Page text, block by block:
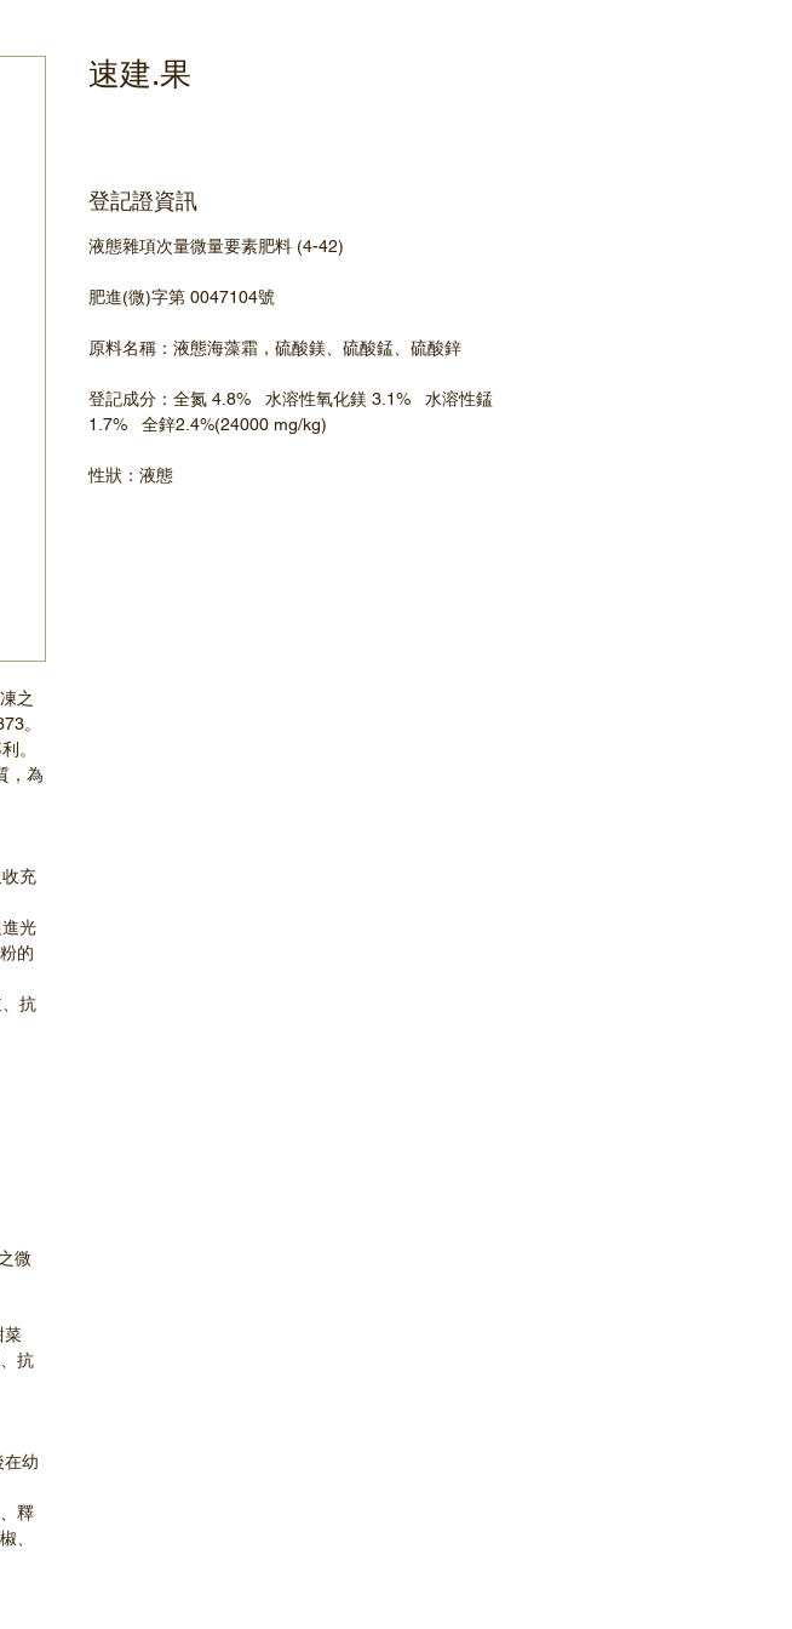
之
。
。
，為
充
光
的
抗
微
菜
抗
幼
釋
、
速建.果
登記證資訊
液態雜項次量微量要素肥料 (4-42)
肥進(微)字第 0047104號
原料名稱：液態海藻霜，硫酸鎂、硫酸錳、硫酸鋅
登記成分：全氮 4.8%   水溶性氧化鎂 3.1%   水溶性錳
1.7%   全鋅2.4%(24000 mg/kg)
性狀：液態